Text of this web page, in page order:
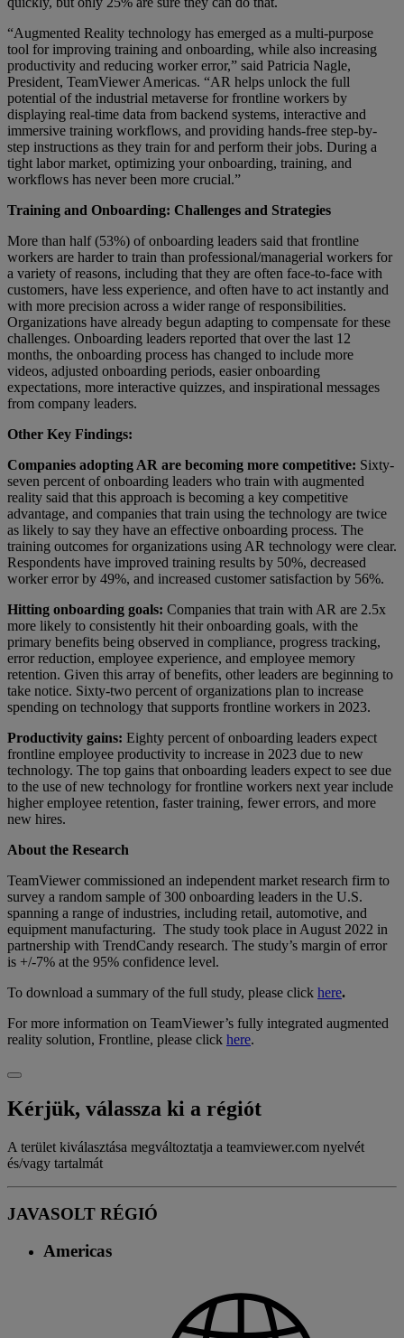
“Augmented Reality technology has emerged as a multi-purpose
tool for improving training and onboarding, while also increasing
productivity and reducing worker error,” said Patricia Nagle,
President, TeamViewer Americas. “AR helps unlock the full
potential of the industrial metaverse for frontline workers by
displaying real-time data from backend systems, interactive and
immersive training workflows, and providing hands-free step-by-
step instructions as they train for and perform their jobs. During a
tight labor market, optimizing your onboarding, training, and
workflows has never been more crucial.”
Training and Onboarding: Challenges and Strategies
More than half (53%) of onboarding leaders said that frontline
workers are harder to train than professional/managerial workers for
a variety of reasons, including that they are often face-to-face with
customers, have less experience, and often have to act instantly and
with more precision across a wider range of responsibilities.
Organizations have already begun adapting to compensate for these
challenges. Onboarding leaders reported that over the last 12
months, the onboarding process has changed to include more
videos, adjusted onboarding periods, easier onboarding
expectations, more interactive quizzes, and inspirational messages
from company leaders.
Other Key Findings:
Companies adopting AR are becoming more competitive: Sixty-
seven percent of onboarding leaders who train with augmented
reality said that this approach is becoming a key competitive
advantage, and companies that train using the technology are twice
as likely to say they have an effective onboarding process. The
training outcomes for organizations using AR technology were clear.
Respondents have improved training results by 50%, decreased
worker error by 49%, and increased customer satisfaction by 56%.
Hitting onboarding goals: Companies that train with AR are 2.5x
more likely to consistently hit their onboarding goals, with the
primary benefits being observed in compliance, progress tracking,
error reduction, employee experience, and employee memory
retention. Given this array of benefits, other leaders are beginning to
take notice. Sixty-two percent of organizations plan to increase
spending on technology that supports frontline workers in 2023.
Productivity gains: Eighty percent of onboarding leaders expect
frontline employee productivity to increase in 2023 due to new
technology. The top gains that onboarding leaders expect to see due
to the use of new technology for frontline workers next year include
higher employee retention, faster training, fewer errors, and more
new hires.
About the Research
TeamViewer commissioned an independent market research firm to
survey a random sample of 300 onboarding leaders in the U.S.
spanning a range of industries, including retail, automotive, and
equipment manufacturing. The study took place in August 2022 in
partnership with TrendCandy research. The study’s margin of error
is +/-7% at the 95% confidence level.
To download a summary of the full study, please click here.
For more information on TeamViewer’s fully integrated augmented
reality solution, Frontline, please click here.
Kérjük, válassza ki a régiót
A terület kiválasztása megváltoztatja a teamviewer.com nyelvét
és/vagy tartalmát
JAVASOLT RÉGIÓ
Americas